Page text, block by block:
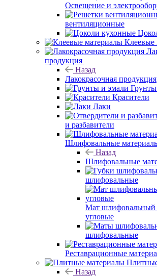
Освещение и
вентиляционные
Клеевые
продукция
Назад
Лакокрасочная продукция
Красители
Лаки
и разбавители
Шлифовальные
Назад
Шлифовальные
шлифовальные
Мат шлифовальный
угловые
шлифовальные
Реставрационные
Назад